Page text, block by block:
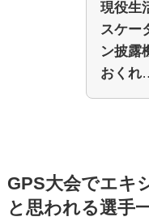
現役生
スケー
ン披露
おくれ
GPS大会でエキ
と思われる選手